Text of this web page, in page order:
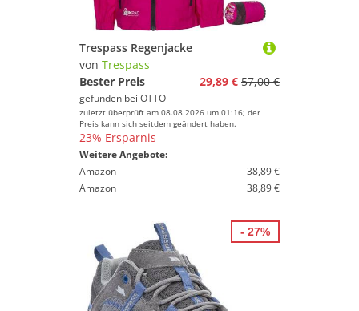
Trespass Regenjacke
von Trespass
Bester Preis
29,89 € 57,00 €
gefunden bei OTTO
zuletzt überprüft am 08.08.2026 um 01:16; der
Preis kann sich seitdem geändert haben.
23% Ersparnis
Weitere Angebote:
Amazon
38,89 €
Amazon
38,89 €
- 27%